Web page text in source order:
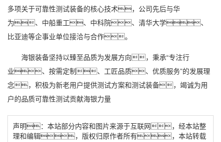
多项关于可靠性测试装备的核心技术，公司先后与华
为、中船重工、中科院、清华大学、
比亚迪等企事业单位接洽与合作。
海银装备坚持以臻至品质为发展方向，秉承“专注行
业、按需定制、工匠品质、优质服务”的发展理
念，积极为新老用户提供测试方案和测试装备，竭诚为用
户的品质可靠性测试贡献海银力量
声明：本站部分内容和图片来源于互联网，经本站整
理和编辑，版权归原作者所有，本站转载